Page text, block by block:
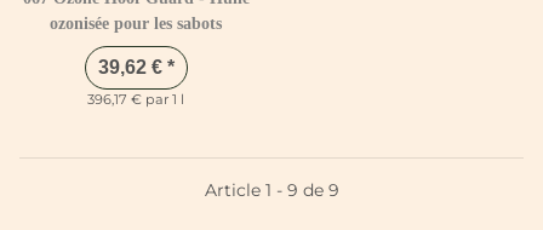
ozonisée pour les sabots
39,62 € *
396,17 € par 1 l
Article 1 - 9 de 9